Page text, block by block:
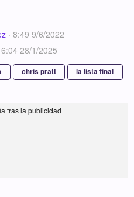
· 8:49 9/6/2022
28/1/2025
chris pratt la lista final